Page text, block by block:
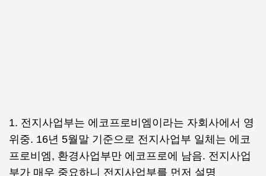
1. 전지사업부는 에코프로비엠이라는 자회사에서 영
위중. 16년 5월말 기준으로 전지사업부 일체는 에코
프로비엠, 환경사업부만 에코프로에 남음. 전지사업
부가 매우 중요하니 전지사업부를 먼저 설명